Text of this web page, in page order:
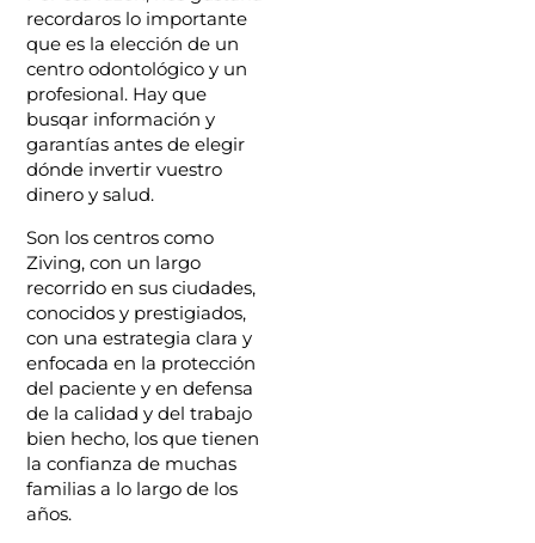
recordaros lo importante
que es la elección de un
centro odontológico y un
profesional. Hay que
busqar información y
garantías antes de elegir
dónde invertir vuestro
dinero y salud.
Son los centros como
Ziving, con un largo
recorrido en sus ciudades,
conocidos y prestigiados,
con una estrategia clara y
enfocada en la protección
del paciente y en defensa
de la calidad y del trabajo
bien hecho, los que tienen
la confianza de muchas
familias a lo largo de los
años.